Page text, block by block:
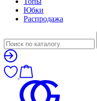
Юбки
Распродажа